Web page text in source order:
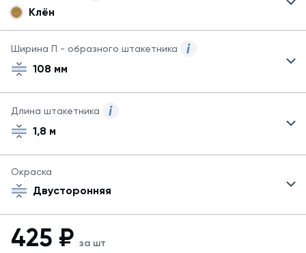
данного
все
Для
цвета
Клён
Ширина П - образного штакетника
108 мм
Длина штакетника
1,8 м
Окраска
Двусторонняя
425 ₽ за шт